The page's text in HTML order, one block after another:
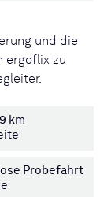
und die
ergoflix zu
km
Probefahrt